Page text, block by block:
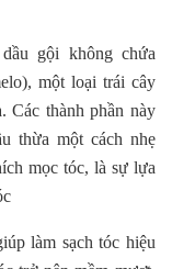
gội không chứa
một loại trái cây
Các thành phần này
thừa một cách nhẹ
mọc tóc, là sự lựa
làm sạch tóc hiệu